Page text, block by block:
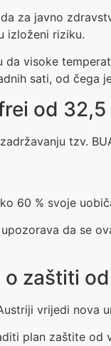
za javno
izloženi riziku.
da visoke
sati, od čega
od
tzv.
60 % svoje
da se
o zaštiti
vrijedi nova
plan zaštite od